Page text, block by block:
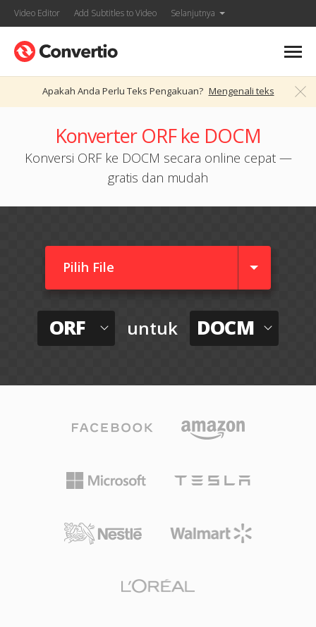
Video Editor Add Subtitles to Video Selanjutnya
Apakah Anda Perlu Teks Pengakuan? Mengenali teks
Konverter ORF ke DOCM
Konversi ORF ke DOCM secara online cepat —
gratis dan mudah
Pilih File
ORF untuk DOCM